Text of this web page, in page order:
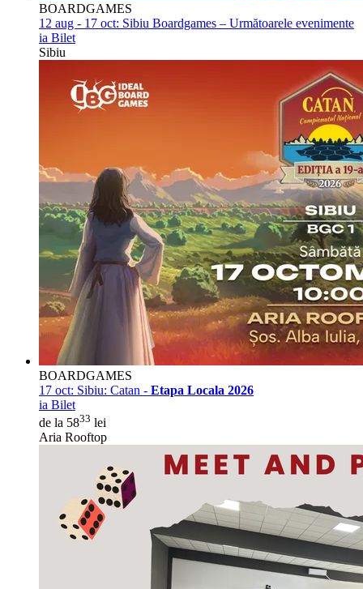
BOARDGAMES
12 aug - 17 oct: Sibiu Boardgames – Următoarele evenimente
ia Bilet
Sibiu
BOARDGAMES
17 oct: Sibiu: Catan - Etapa Locala 2026
ia Bilet
de la 5833 lei
Aria Rooftop